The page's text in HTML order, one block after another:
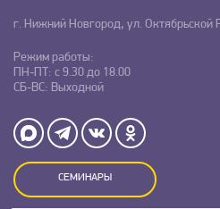
г. Нижний Новгород, ул.
Режим работы:
ПН-ПТ: с 9.30 до 18.00
СБ-ВС: Выходной
СЕМИНАРЫ